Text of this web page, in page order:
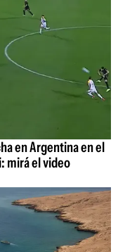
en Argentina en el
mirá el video